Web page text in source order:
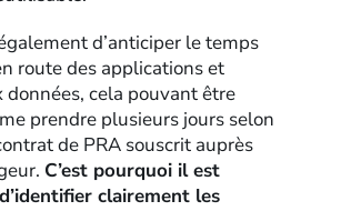
d’anticiper le temps
route des applications et
données, cela pouvant être
prendre plusieurs jours selon
de PRA souscrit auprès
C’est pourquoi il est
clairement les